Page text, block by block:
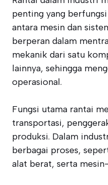
penting yang
antara mesin dan
berperan dalam
mekanik dari satu
lainnya, sehingga
operasional.
Fungsi utama rantai
transportasi,
produksi. Dalam
berbagai proses,
alat berat, serta